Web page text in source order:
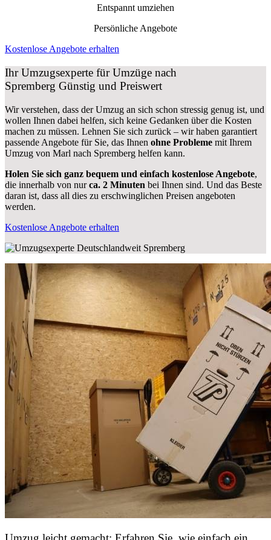
Entspannt umziehen
Persönliche Angebote
Kostenlose Angebote erhalten
Ihr Umzugsexperte für Umzüge nach
Spremberg Günstig und Preiswert
Wir verstehen, dass der Umzug an sich schon stressig genug ist, und
wollen Ihnen dabei helfen, sich keine Gedanken über die Kosten
machen zu müssen. Lehnen Sie sich zurück – wir haben garantiert
passende Angebote für Sie, das Ihnen ohne Probleme mit Ihrem
Umzug von Marl nach Spremberg helfen kann.
Holen Sie sich ganz bequem und einfach kostenlose Angebote,
die innerhalb von nurca. 2 Minuten bei Ihnen sind. Und das Beste
daran ist, dass all dies zu erschwinglichen Preisen angeboten
werden.
Kostenlose Angebote erhalten